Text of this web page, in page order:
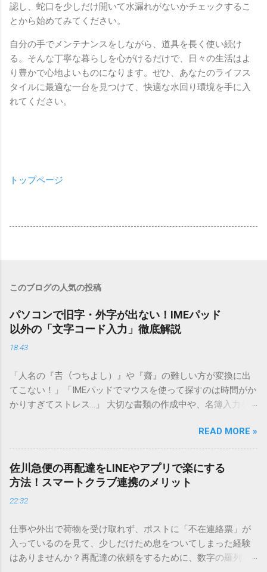
認し、蛇口を少しだけ開いて水漏れがないかチェックするこ
とから始めてみてください。
自分の手でメンテナンスをしながら、道具を長く使い続け
る。そんな丁寧な暮らしを心がけるだけで、日々の生活はよ
り豊かで心地よいものになります。ぜひ、あなたのライフス
タイルに最適な一台を見つけて、快適な水回り環境を手に入
れてください。
トップページ
このブログの人気の投稿
パソコンで旧字・外字が出ない！IMEパッド
以外の「文字コード入力」徹底解説
18:43
「人名の『𠮷（つちよし）』や『齋』の難しい方が変換に出
てこない！」「IMEパッドでマウスを使って探すのは時間がか
かりすぎてストレス…」 大切な書類の作成中や、名簿入力を
てしまいますよね。多くの人が「IMEパッド（手書き入力）」
を使いますが、実はマウスで一画ずつ書くのは非効率です
し、似た漢字が多すぎて結局見つからないことも少なくあり
ません。 そこで今回は、IMEパッドを使わずに、特定のコー
ドを打ち込むだけで一瞬で旧字や外字、特殊記号を呼び出す
「文字コード入力」のテクニックを詳しく解説します。 この
必要はありません。 1. なぜ「変換」しても旧字・外字が出て
こないのか？ そもそも、なぜ普通の変換で出てこない漢字が
あるのでしょうか。その理由は、パソコンが文字を認識する
READ MORE »
佐川急便の再配達をLINEやアプリで楽にする
方法！スマートクラブ連携のメリット
22:32
仕事や外出で荷物を受け取れず、ポストに「不在連絡票」が
入っているのを見て、少しだけため息をついてしまった経験
はありませんか？再配達の依頼をするために、数字の羅列を